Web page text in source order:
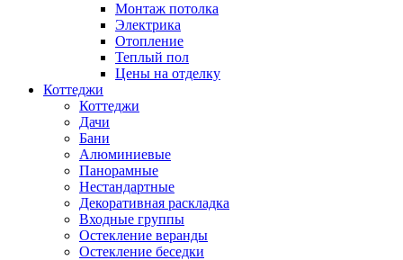
Монтаж потолка
Электрика
Отопление
Теплый пол
Цены на отделку
Коттеджи
Коттеджи
Дачи
Бани
Алюминиевые
Панорамные
Нестандартные
Декоративная раскладка
Входные группы
Остекление веранды
Остекление беседки